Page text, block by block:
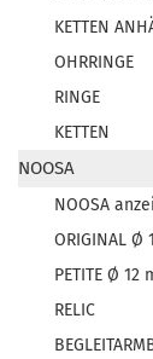
KETTEN
OHRRINGE
RINGE
KETTEN
NOOSA
NOOSA
ORIGINAL Ø
PETITE Ø 12
RELIC